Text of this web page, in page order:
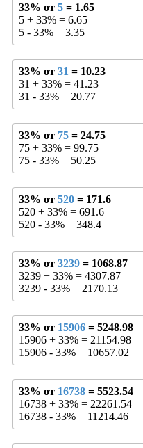
33% от 5 = 1.65
5 + 33% = 6.65
5 - 33% = 3.35
33% от 31 = 10.23
31 + 33% = 41.23
31 - 33% = 20.77
33% от 75 = 24.75
75 + 33% = 99.75
75 - 33% = 50.25
33% от 520 = 171.6
520 + 33% = 691.6
520 - 33% = 348.4
33% от 3239 = 1068.87
3239 + 33% = 4307.87
3239 - 33% = 2170.13
33% от 15906 = 5248.98
15906 + 33% = 21154.98
15906 - 33% = 10657.02
33% от 16738 = 5523.54
16738 + 33% = 22261.54
16738 - 33% = 11214.46